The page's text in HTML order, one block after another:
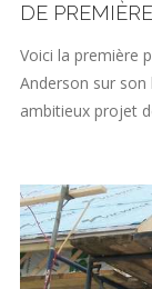
DE
Voici la première
Anderson sur son
ambitieux projet